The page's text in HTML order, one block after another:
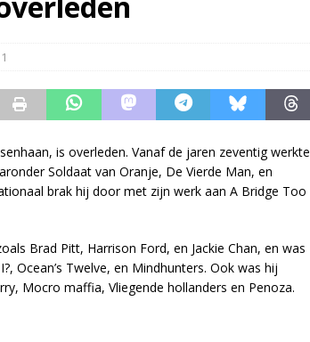
voor streamingdienst die nauwelijks wordt gebruikt
1
is overleden. Vanaf de jaren zeventig werkte
Soldaat van Oranje, De Vierde Man, en
brak hij door met zijn werk aan A Bridge Too
Brad Pitt, Harrison Ford, en Jackie Chan, en was
Ocean’s Twelve, en Mindhunters. Ook was hij
Mocro maffia, Vliegende hollanders en Penoza.